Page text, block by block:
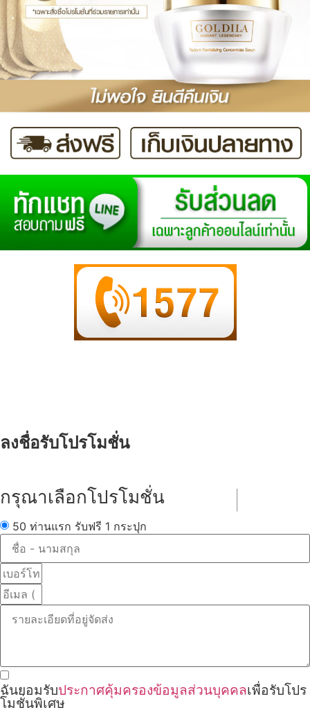
ลงชื่อรับโปรโมชั่น
กรุณาเลือกโปรโมชั่น
50 ท่านแรก รับฟรี 1 กระปุก
ฉันยอมรับประกาศคุ้มครองข้อมูลส่วนบุคคลเพื่อรับโปร
โมชั่นพิเศษ